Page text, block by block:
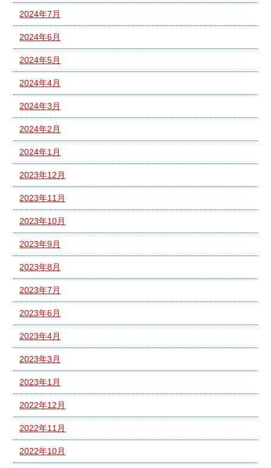
2024年7月
2024年6月
2024年5月
2024年4月
2024年3月
2024年2月
2024年1月
2023年12月
2023年11月
2023年10月
2023年9月
2023年8月
2023年7月
2023年6月
2023年4月
2023年3月
2023年1月
2022年12月
2022年11月
2022年10月